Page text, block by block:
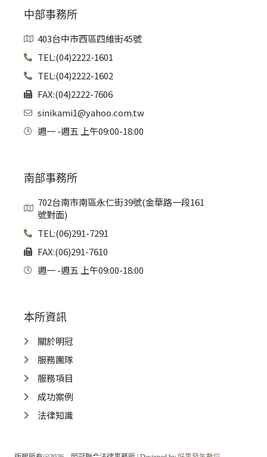
中部事務所
403台中市西區四維街45號
TEL:(04)2222-1601
TEL:(04)2222-1602
FAX:(04)2222-7606
sinikami1@yahoo.com.tw
週一 -週五 上午09:00-18:00
南部事務所
702台南市南區永仁街39號(金華路一段161
號對面)
TEL:(06)291-7291
FAX:(06)291-7610
週一 -週五 上午09:00-18:00
本所資訊
關於明冠
服務團隊
服務項目
成功案例
法律知識